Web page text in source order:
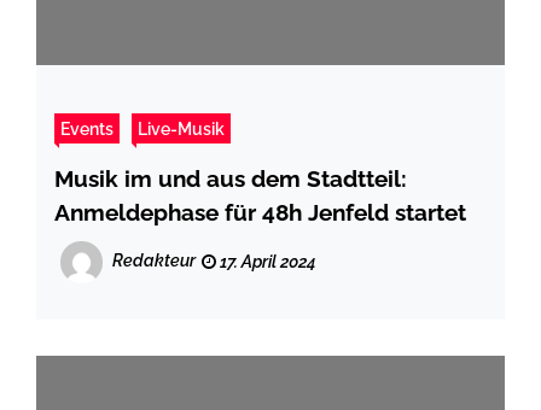
Events Live-Musik
Musik im und aus dem Stadtteil:
Anmeldephase für 48h Jenfeld startet
Redakteur 17. April 2024